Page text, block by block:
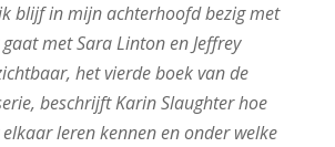
blijf in mijn achterhoofd bezig met
met Sara Linton en Jeffrey
het vierde boek van de
beschrijft Karin Slaughter hoe
elkaar leren kennen en onder welke